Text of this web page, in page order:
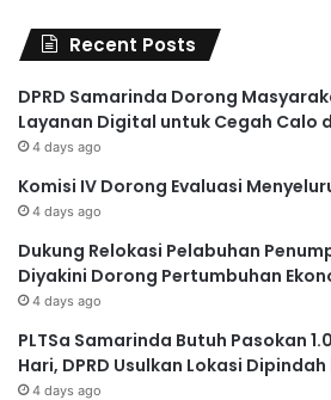
Recent Posts
DPRD Samarinda Dorong
Layanan Digital untuk Cegah Calo
4 days ago
Komisi IV Dorong Evaluasi
4 days ago
Dukung Relokasi Pelabuhan
Diyakini Dorong Pertumbuhan
4 days ago
PLTSa Samarinda Butuh Pasokan
Hari, DPRD Usulkan Lokasi
4 days ago